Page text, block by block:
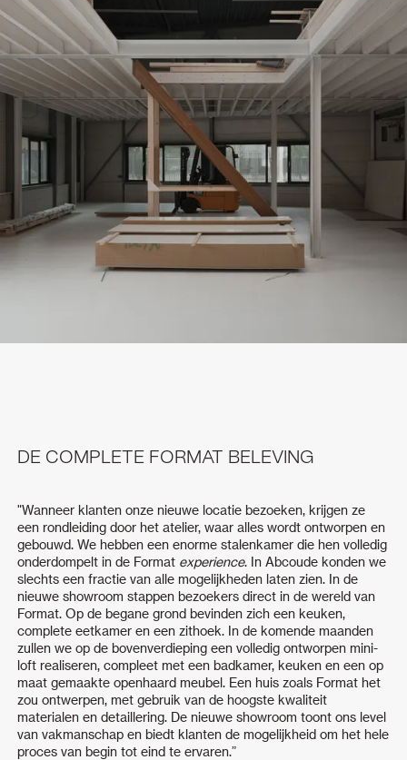
DE COMPLETE FORMAT BELEVING
"Wanneer klanten onze nieuwe locatie bezoeken, krijgen ze
een rondleiding door het atelier, waar alles wordt ontworpen en
gebouwd. We hebben een enorme stalenkamer die hen volledig
onderdompelt in de Format experience. In Abcoude konden we
slechts een fractie van alle mogelijkheden laten zien. In de
nieuwe showroom stappen bezoekers direct in de wereld van
Format. Op de begane grond bevinden zich een keuken,
complete eetkamer en een zithoek. In de komende maanden
zullen we op de bovenverdieping een volledig ontworpen mini-
loft realiseren, compleet met een badkamer, keuken en een op
maat gemaakte openhaard meubel. Een huis zoals Format het
zou ontwerpen, met gebruik van de hoogste kwaliteit
materialen en detaillering. De nieuwe showroom toont ons level
van vakmanschap en biedt klanten de mogelijkheid om het hele
proces van begin tot eind te ervaren.”